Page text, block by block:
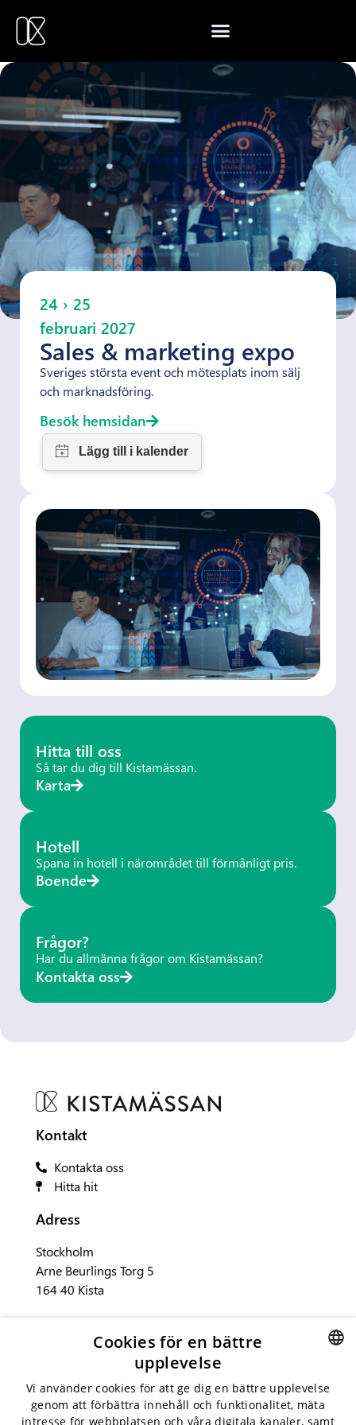
24 › 25
februari 2027
Sales & marketing expo
Sveriges största event och mötesplats inom sälj
och marknadsföring.
Besök hemsidan
Hitta till oss
Så tar du dig till Kistamässan.
Karta
Hotell
Spana in hotell i närområdet till förmånligt pris.
Boende
Frågor?
Har du allmänna frågor om Kistamässan?
Kontakta oss
Kontakt
Kontakta oss
Hitta hit
Adress
Stockholm
Arne Beurlings Torg 5
164 40 Kista
Sociala medier
ENGLISH
Cookies för en bättre
upplevelse
Vi använder cookies för att ge dig en bättre upplevelse
genom att förbättra innehåll och funktionalitet, mäta
intresse för webbplatsen och våra digitala kanaler, samt